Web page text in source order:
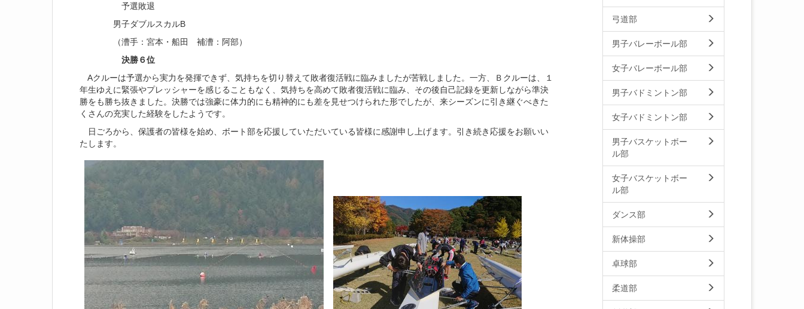
予選敗退
男子ダブルスカルB
（漕手：宮本・船田 補漕：阿部）
決勝６位
Aクルーは予選から実力を発揮できず、気持ちを切り替えて敗者復活戦に臨みましたが苦戦しました。一方、Ｂクルーは、１
年生ゆえに緊張やプレッシャーを感じることもなく、気持ちを高めて敗者復活戦に臨み、その後自己記録を更新しながら準決
勝をも勝ち抜きました。決勝では強豪に体力的にも精神的にも差を見せつけられた形でしたが、来シーズンに引き継ぐべきた
くさんの充実した経験をしたようです。
日ごろから、保護者の皆様を始め、ボート部を応援していただいている皆様に感謝申し上げます。引き続き応援をお願いい
たします。
弓道部
男子バレーボール部
女子バレーボール部
男子バドミントン部
女子バドミントン部
男子バスケットボー
ル部
女子バスケットボー
ル部
ダンス部
新体操部
卓球部
柔道部